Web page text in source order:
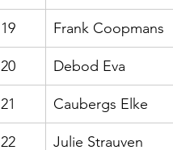
19 Frank Coopmans
20 Debod Eva
21 Caubergs Elke
22 Julie Strauven